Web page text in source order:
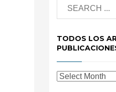
TODOS LOS